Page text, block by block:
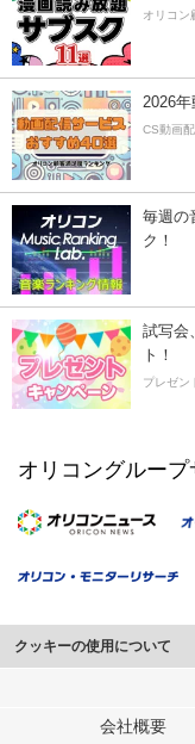
オリコン
2026年
CS動画
毎週の
ク！
試写会
ト！
プレゼン
オリコングループ
クッキーの使用について
このサイトでは Cookie を
行っています。会社概要